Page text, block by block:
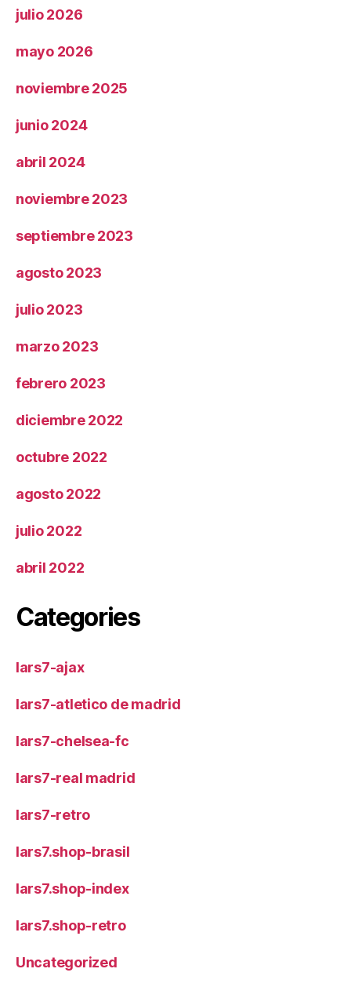
julio 2026
mayo 2026
noviembre 2025
junio 2024
abril 2024
noviembre 2023
septiembre 2023
agosto 2023
julio 2023
marzo 2023
febrero 2023
diciembre 2022
octubre 2022
agosto 2022
julio 2022
abril 2022
Categories
lars7-ajax
lars7-atletico de madrid
lars7-chelsea-fc
lars7-real madrid
lars7-retro
lars7.shop-brasil
lars7.shop-index
lars7.shop-retro
Uncategorized